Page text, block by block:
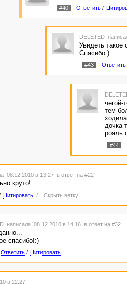
#40 Ответить/
DELETED
Увидеть
Спасибо:)
#43 Ответить
чегой-
тем
дочка
рояль
#44
08.12.2010 в 13:27 в ответ на #22
круто!
Цитировать / Скрыть ветку
написала 08.12.2010 в 14:16 в ответ на #32
спасибо!:)
Ответить/ Цитировать
в 22:27